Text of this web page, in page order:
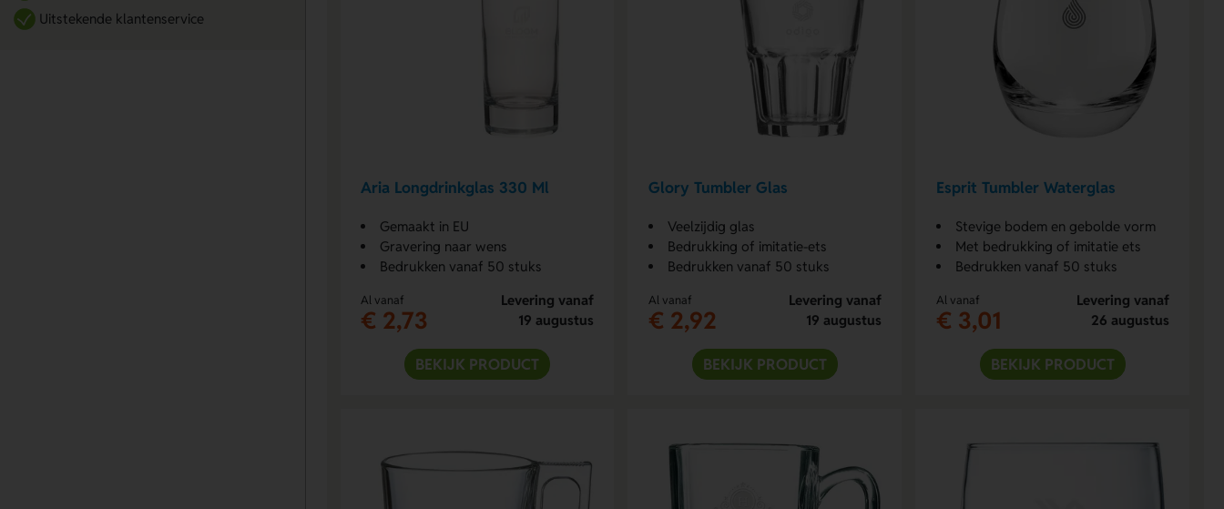
Aria Longdrinkglas 330 Ml
Gemaakt in EU
Gravering naar wens
Bedrukken vanaf 50 stuks
Al vanaf
€ 2,73
Levering vanaf
19 augustus
BEKIJK PRODUCT
Glory Tumbler Glas
Veelzijdig glas
Bedrukking of imitatie-ets
Bedrukken vanaf 50 stuks
Al vanaf
€ 2,92
Levering vanaf
19 augustus
BEKIJK PRODUCT
Esprit Tumbler Waterglas
Stevige bodem en gebolde vorm
Met bedrukking of imitatie ets
Bedrukken vanaf 50 stuks
Al vanaf
€ 3,01
Levering vanaf
26 augustus
BEKIJK PRODUCT
Uitstekende klantenservice